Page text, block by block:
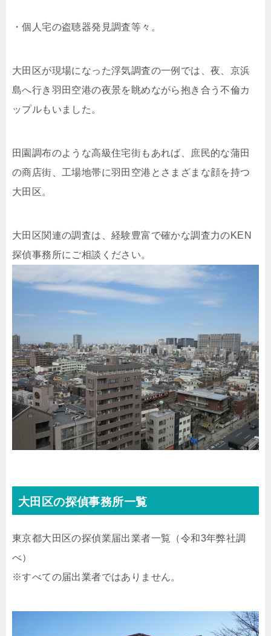
・個人宅の盗聴器発見調査等々。
大田区が現場になった浮気調査の一例では、夜、京浜
島へ行き羽田空港の夜景を眺めながら抱き合う不倫カ
ップルもいました。
田園調布のような高級住宅街もあれば、庶民的な蒲田
の商店街、工場地帯に羽田空港とさまざまな顔を持つ
大田区。
大田区関連の調査は、経験豊富で確かな調査力のKEN
探偵事務所にご相談ください。
大田区の探偵事務所一覧
東京都大田区の探偵業届出業者一覧（令和3年弊社調
べ）
※すべての届出業者ではありません。